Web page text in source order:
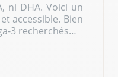
ni DHA. Voici un
accessible. Bien
3 recherchés…